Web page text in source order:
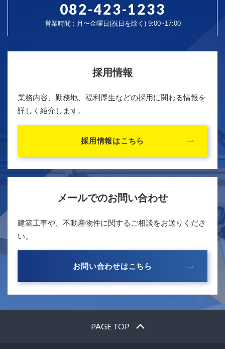
082-423-1233
営業時間 : 月〜金曜日(祝日を除く) 9:00~17:00
採用情報
業務内容、勤務地、福利厚生などの採用に関わる情報を
詳しく紹介します。
採用情報はこちら
メールでのお問い合わせ
建築工事や、不動産物件に関するご相談をお送りくださ
い。
お問い合わせはこちら
PAGE TOP